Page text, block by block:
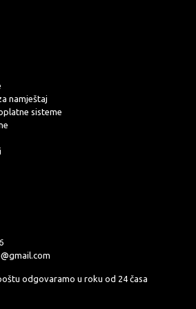
namještaj
sisteme
odgovaramo u roku od 24 časa